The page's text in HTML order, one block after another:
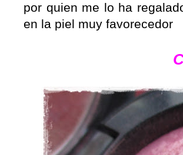
por quien me lo ha
en la piel muy favorecedor